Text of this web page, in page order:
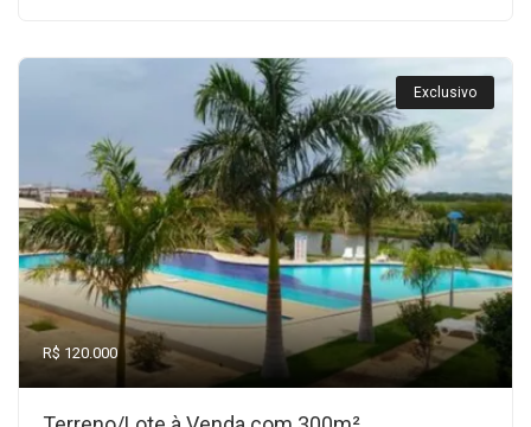
Exclusivo
R$ 120.000